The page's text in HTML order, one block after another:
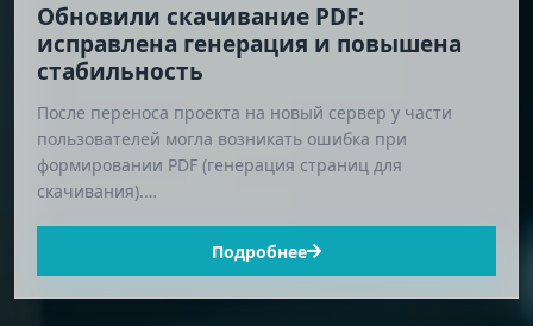
Обновили скачивание PDF:
исправлена генерация и повышена
стабильность
После переноса проекта на новый сервер у части
пользователей могла возникать ошибка при
формировании PDF (генерация страниц для
скачивания).…
Подробнее